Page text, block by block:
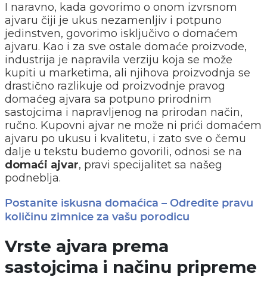
I naravno, kada govorimo o onom izvrsnom
ajvaru čiji je ukus nezamenljiv i potpuno
jedinstven, govorimo isključivo o domaćem
ajvaru. Kao i za sve ostale domaće proizvode,
industrija je napravila verziju koja se može
kupiti u marketima, ali njihova proizvodnja se
drastično razlikuje od proizvodnje pravog
domaćeg ajvara sa potpuno prirodnim
sastojcima i napravljenog na prirodan način,
ručno. Kupovni ajvar ne može ni prići domaćem
ajvaru po ukusu i kvalitetu, i zato sve o čemu
dalje u tekstu budemo govorili, odnosi se na
domaći ajvar, pravi specijalitet sa našeg
podneblja.
Postanite iskusna domaćica – Odredite pravu
količinu zimnice za vašu porodicu
Vrste ajvara prema
sastojcima i načinu pripreme